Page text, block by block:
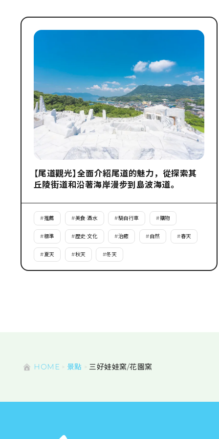
【尾道觀光】全面介紹尾道的魅力，從探索其
丘陵街道和沿著海岸漫步到島波海道。
#推薦 #美食·酒水 #騎自行車 #購物
#標準 #歷史·文化 #治癒 #自然 #春天
#夏天 #秋天 #冬天
HOME 景點 三好娃娃窯/花園窯